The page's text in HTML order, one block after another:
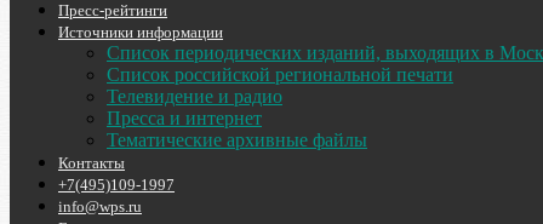
Пресс-рейтинги
Источники информации
Список периодических изданий, выходящих в
Список российской региональной печати
Телевидение и радио
Пресса и интернет
Тематические архивные файлы
Контакты
+7(495)109-1997
info@wps.ru